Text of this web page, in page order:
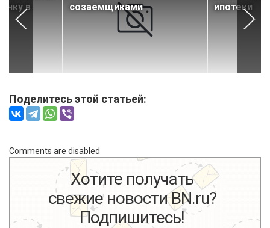
в
созаемщиками
ипотеки
Поделитесь этой статьей:
Comments are disabled
Хотите получать
свежие новости BN.ru?
Подпишитесь!